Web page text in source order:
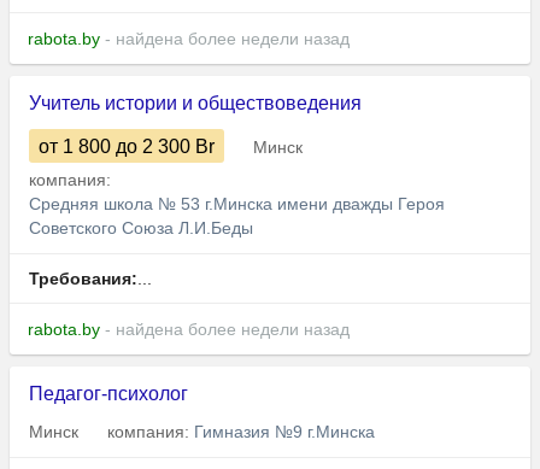
rabota.by - найдена более недели назад
Учитель истории и обществоведения
от 1 800 до 2 300 Br
Минск
компания:
Средняя школа № 53 г.Минска имени дважды Героя
Советского Союза Л.И.Беды
Требования:...
rabota.by - найдена более недели назад
Педагог-психолог
Минск компания: Гимназия №9 г.Минска